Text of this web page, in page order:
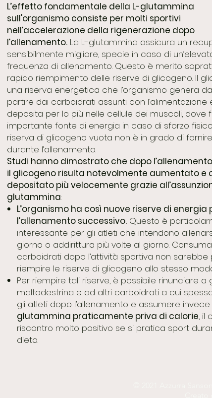
L’effetto fondamentale della L-glutammina
sull'organismo consiste per molti sportivi
nell’accelerazione della rigenerazione dopo
l’allenamento. La L-glutammina assicura un
sensibilmente migliore, specie in caso di
frequenza di allenamento. Questo è merito
rapido riempimento delle riserve di glicogeno. Il
una riserva energetica che l’organismo genera
partire dai carboidrati assunti con l’alimentazione
deposita per lo più nelle cellule dei muscoli, dove
importante fonte di energia in caso di sforzo
riserva di glicogeno vuota non è in grado di
durante l’allenamento.
Studi hanno dimostrato che dopo l’allenamento
il glicogeno risulta notevolmente aumentato e
depositato più velocemente grazie
glutammina:
L’organismo ha così nuove riserve di energia
l’allenamento successivo. Questo è
interessante per gli atleti che intendono
giorno o addirittura più volte al giorno.
carboidrati dopo l’attività sportiva non sarebbe
riempire le riserve di glicogeno allo stesso
Per riempire tali riserve, è possibile rinunciare a
maltodestrina e ad altri carboidrati a cui
gli atleti dopo l’allenamento e assumere invece
glutammina praticamente priva di calorie, il
riscontro molto positivo se si pratica sport
dieta.